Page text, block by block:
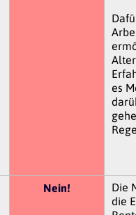
es
Nein!
Die
die